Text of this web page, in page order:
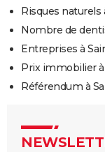
Risques
Nombre de
Entreprises à
Prix immobilier
Référendum à